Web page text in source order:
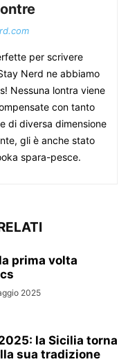
per scrivere
Nerd ne abbiamo
Nessuna lontra viene
con tanto
di diversa dimensione
gli è anche stato
spara-pesce.
prima volta
2025
la Sicilia torna
sua tradizione